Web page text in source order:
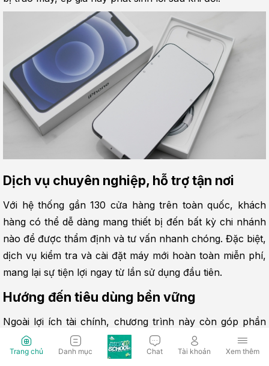
Dịch vụ chuyên nghiệp, hỗ trợ tận nơi
Với hệ thống gần 130 cửa hàng trên toàn quốc, khách
hàng có thể dễ dàng mang thiết bị đến bất kỳ chi nhánh
nào để được thẩm định và tư vấn nhanh chóng. Đặc biệt,
dịch vụ kiểm tra và cài đặt máy mới hoàn toàn miễn phí,
mang lại sự tiện lợi ngay từ lần sử dụng đầu tiên.
Hướng đến tiêu dùng bền vững
Ngoài lợi ích tài chính, chương trình này còn góp phần
giảm thiểu rác thải điện tử và thúc đẩy vòng đời sử dụng
sản phẩm hợp lý hơn.
Trang chủ Danh mục Chat Tài khoản Xem thêm